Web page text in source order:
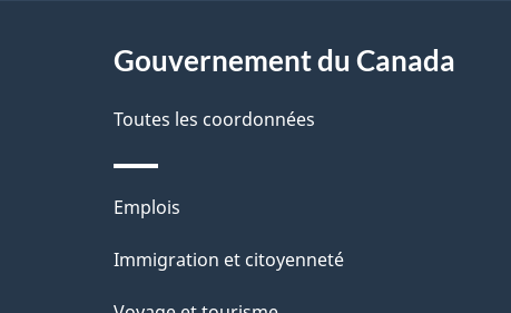
d
e
l
Gouvernement du Canada
Toutes les coordonnées
Thèmes
et
Emplois
Immigration et citoyenneté